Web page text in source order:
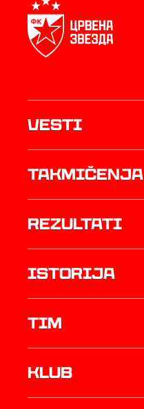
Vesti
Takmičenja
rezultati
istorija
TIM
Klub